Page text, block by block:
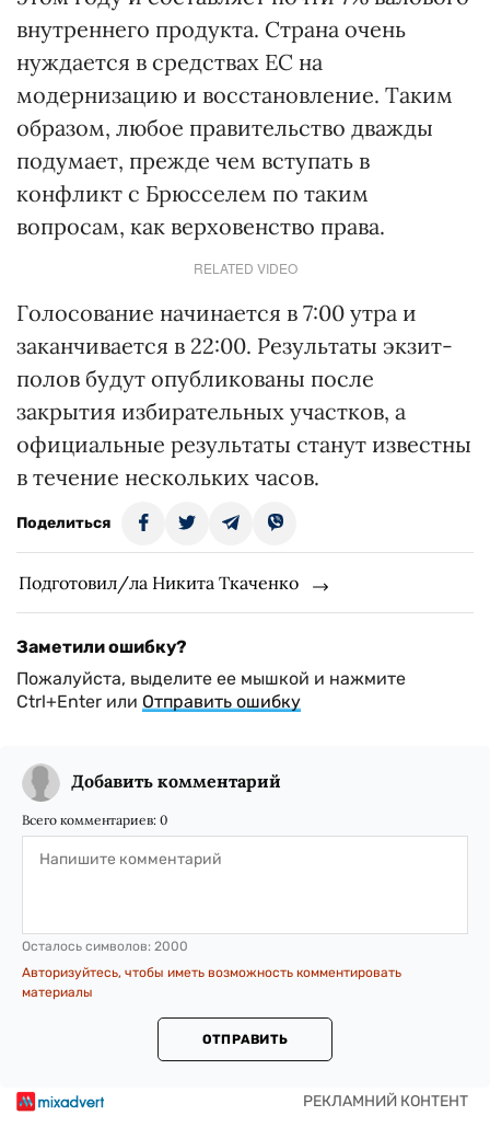
внутреннего продукта. Страна очень
нуждается в средствах ЕС на
модернизацию и восстановление. Таким
образом, любое правительство дважды
подумает, прежде чем вступать в
конфликт с Брюсселем по таким
вопросам, как верховенство права.
RELATED VIDEO
Голосование начинается в 7:00 утра и
заканчивается в 22:00. Результаты экзит-
полов будут опубликованы после
закрытия избирательных участков, а
официальные результаты станут известны
в течение нескольких часов.
Поделиться
Подготовил/ла Никита Ткаченко
Заметили ошибку?
Пожалуйста, выделите ее мышкой и нажмите
Ctrl+Enter или Отправить ошибку
Добавить комментарий
Всего комментариев: 0
Осталось символов: 2000
Авторизуйтесь, чтобы иметь возможность комментировать
материалы
ОТПРАВИТЬ